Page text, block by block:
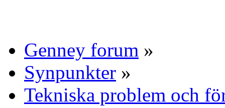
Genney forum »
Synpunkter »
Tekniska problem och